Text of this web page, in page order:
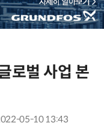
로벌 사업 본
05-10 13:43